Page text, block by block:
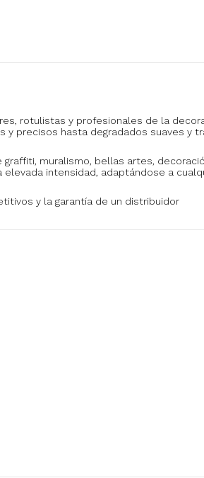
rotulistas y profesionales de la
precisos hasta degradados suaves y
muralismo, bellas artes,
intensidad, adaptándose a
y la garantía de un distribuidor